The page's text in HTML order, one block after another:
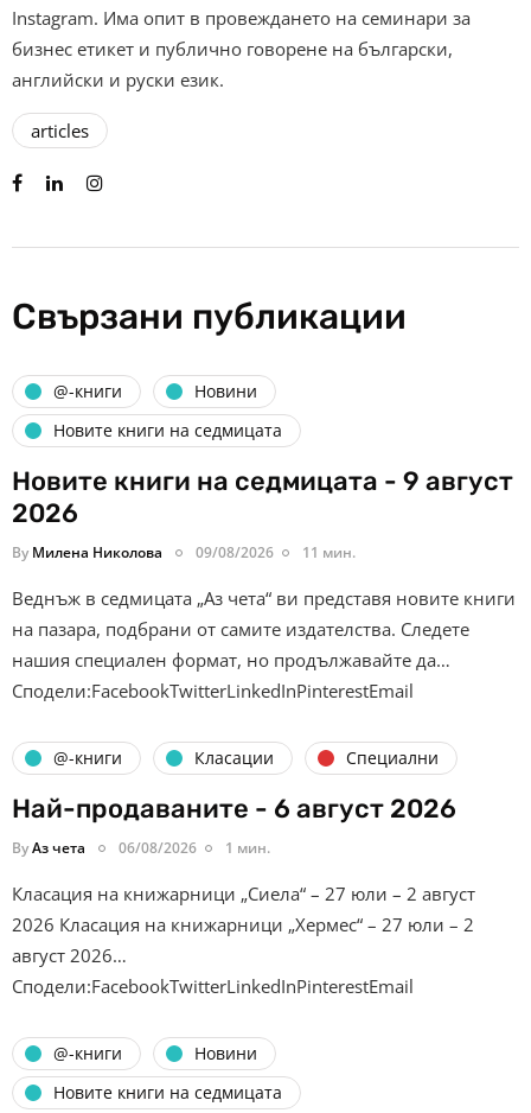
Instagram. Има опит в провеждането на семинари за
бизнес етикет и публично говорене на български,
английски и руски език.
articles
Свързани публикации
@-книги
Новини
Новите книги на седмицата
Новите книги на седмицата - 9 август
2026
By Милена Николова 09/08/2026 11 мин.
Веднъж в седмицата „Аз чета“ ви представя новите книги
на пазара, подбрани от самите издателства. Следете
нашия специален формат, но продължавайте да…
Сподели:FacebookTwitterLinkedInPinterestEmail
@-книги Класации Специални
Най-продаваните - 6 август 2026
ByАз чета 06/08/2026 1 мин.
Класация на книжарници „Сиела“ – 27 юли – 2 август
2026 Класация на книжарници „Хермес“ – 27 юли – 2
август 2026…
Сподели:FacebookTwitterLinkedInPinterestEmail
@-книги
Новини
Новите книги на седмицата